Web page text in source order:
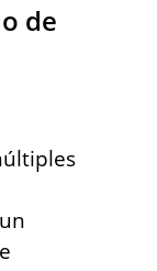
de